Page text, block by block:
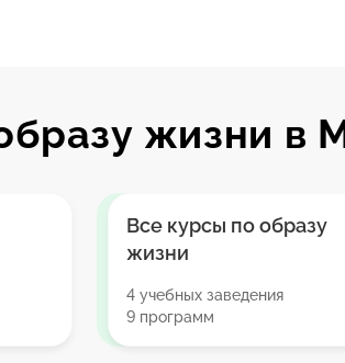
жизни в
Все курсы по образу
жизни
4 учебных заведения
9 программ